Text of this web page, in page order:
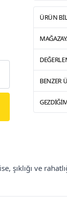
ÜRÜN
BENZER
şıklığı ve